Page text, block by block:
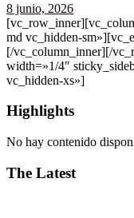
8 junio, 2026
md vc_hidden-
[/vc_column_inner][/
width=»1/4″
vc_hidden-xs»]
Highlights
No hay contenido
The Latest